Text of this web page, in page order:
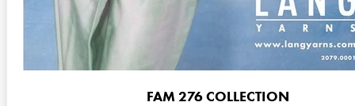
FAM 276 COLLECTION